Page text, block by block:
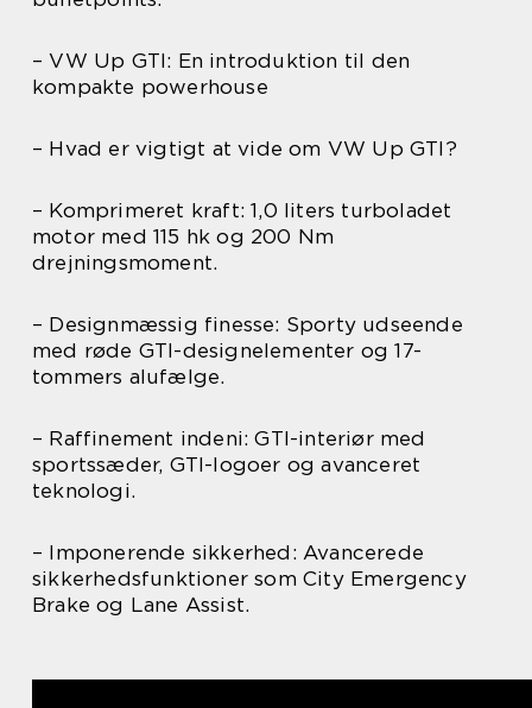
– VW Up GTI: En introduktion til den
kompakte powerhouse
– Hvad er vigtigt at vide om VW Up GTI?
– Komprimeret kraft: 1,0 liters turboladet
motor med 115 hk og 200 Nm
drejningsmoment.
– Designmæssig finesse: Sporty udseende
med røde GTI-designelementer og 17-
tommers alufælge.
– Raffinement indeni: GTI-interiør med
sportssæder, GTI-logoer og avanceret
teknologi.
– Imponerende sikkerhed: Avancerede
sikkerhedsfunktioner som City Emergency
Brake og Lane Assist.